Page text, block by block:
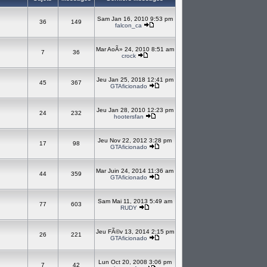
36 149
Sam Jan 16, 2010 9:53 pm
falcon_ca
7 36
Mar AoÃ» 24, 2010 8:51 am
crock
45 367
Jeu Jan 25, 2018 12:41 pm
GTAficionado
24 232
Jeu Jan 28, 2010 12:23 pm
hootersfan
17 98
Jeu Nov 22, 2012 3:28 pm
GTAficionado
44 359
Mar Juin 24, 2014 11:36 am
GTAficionado
77 603
Sam Mai 11, 2013 5:49 am
RUDY
26 221
Jeu FÃ©v 13, 2014 2:15 pm
GTAficionado
7 42
Lun Oct 20, 2008 3:06 pm